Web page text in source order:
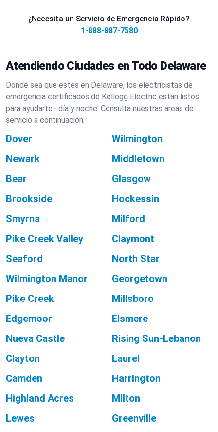
¿Necesita un Servicio de Emergencia Rápido?
1-888-887-7580
Atendiendo Ciudades en Todo Delaware
Donde sea que estés en Delaware, los electricistas de
emergencia certificados de Kellogg Electric están listos
para ayudarte—día y noche. Consulta nuestras áreas de
servicio a continuación.
Dover
Wilmington
Newark
Middletown
Bear
Glasgow
Brookside
Hockessin
Smyrna
Milford
Pike Creek Valley
Claymont
Seaford
North Star
Wilmington Manor
Georgetown
Pike Creek
Millsboro
Edgemoor
Elsmere
Nueva Castle
Rising Sun-Lebanon
Clayton
Laurel
Camden
Harrington
Highland Acres
Milton
Lewes
Greenville